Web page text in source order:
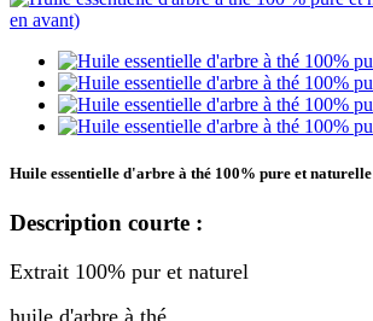
Huile essentielle d'arbre à thé 100% pure et naturelle
Description courte :
Extrait 100% pur et naturel
huile d'arbre à thé